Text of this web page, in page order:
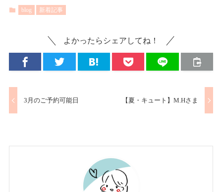
blog 新着記事
よかったらシェアしてね！
3月のご予約可能日 【夏・キュート】M.Hさま